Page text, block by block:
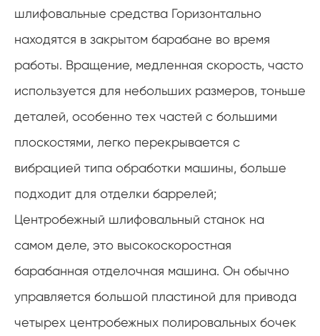
шлифовальные средства Горизонтально
находятся в закрытом барабане во время
работы. Вращение, медленная скорость, часто
используется для небольших размеров, тоньше
деталей, особенно тех частей с большими
плоскостями, легко перекрывается с
вибрацией типа обработки машины, больше
подходит для отделки баррелей;
Центробежный шлифовальный станок на
самом деле, это высокоскоростная
барабанная отделочная машина. Он обычно
управляется большой пластиной для привода
четырех центробежных полировальных бочек